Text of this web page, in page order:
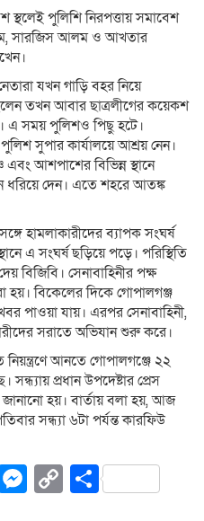
পুলিশি নিরপত্তায় সমাবেশ
সারজিস আলম ও আখতার
যখন গাড়ি বহর নিয়ে
তখন আবার ছাত্রলীগের কয়েকশ
এ সময় পুলিশও পিছু হটে।
সুপার কার্যালয়ে আশ্রয় নেন।
আশপাশের বিভিন্ন স্থানে
দেন। এতে শহরে আতঙ্ক
হামলাকারীদের ব্যাপক সংঘর্ষ
এ সংঘর্ষ ছড়িয়ে পড়ে। পরিস্থিতি
বিজিবি। সেনাবাহিনীর পক্ষ
বিকেলের দিকে গোপালগঞ্জ
পাওয়া যায়। এরপর সেনাবাহিনী,
সরাতে অভিযান শুরু করে।
আনতে গোপালগঞ্জে ২২
প্রধান উপদেষ্টার প্রেস
হয়। বার্তায় বলা হয়, আজ
সন্ধ্যা ৬টা পর্যন্ত কারফিউ
Messenger
CopyShare